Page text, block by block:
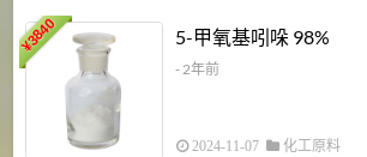
¥
3840 5-甲氧基吲哚 98%
- 2年前
2024-11-07 化工原料